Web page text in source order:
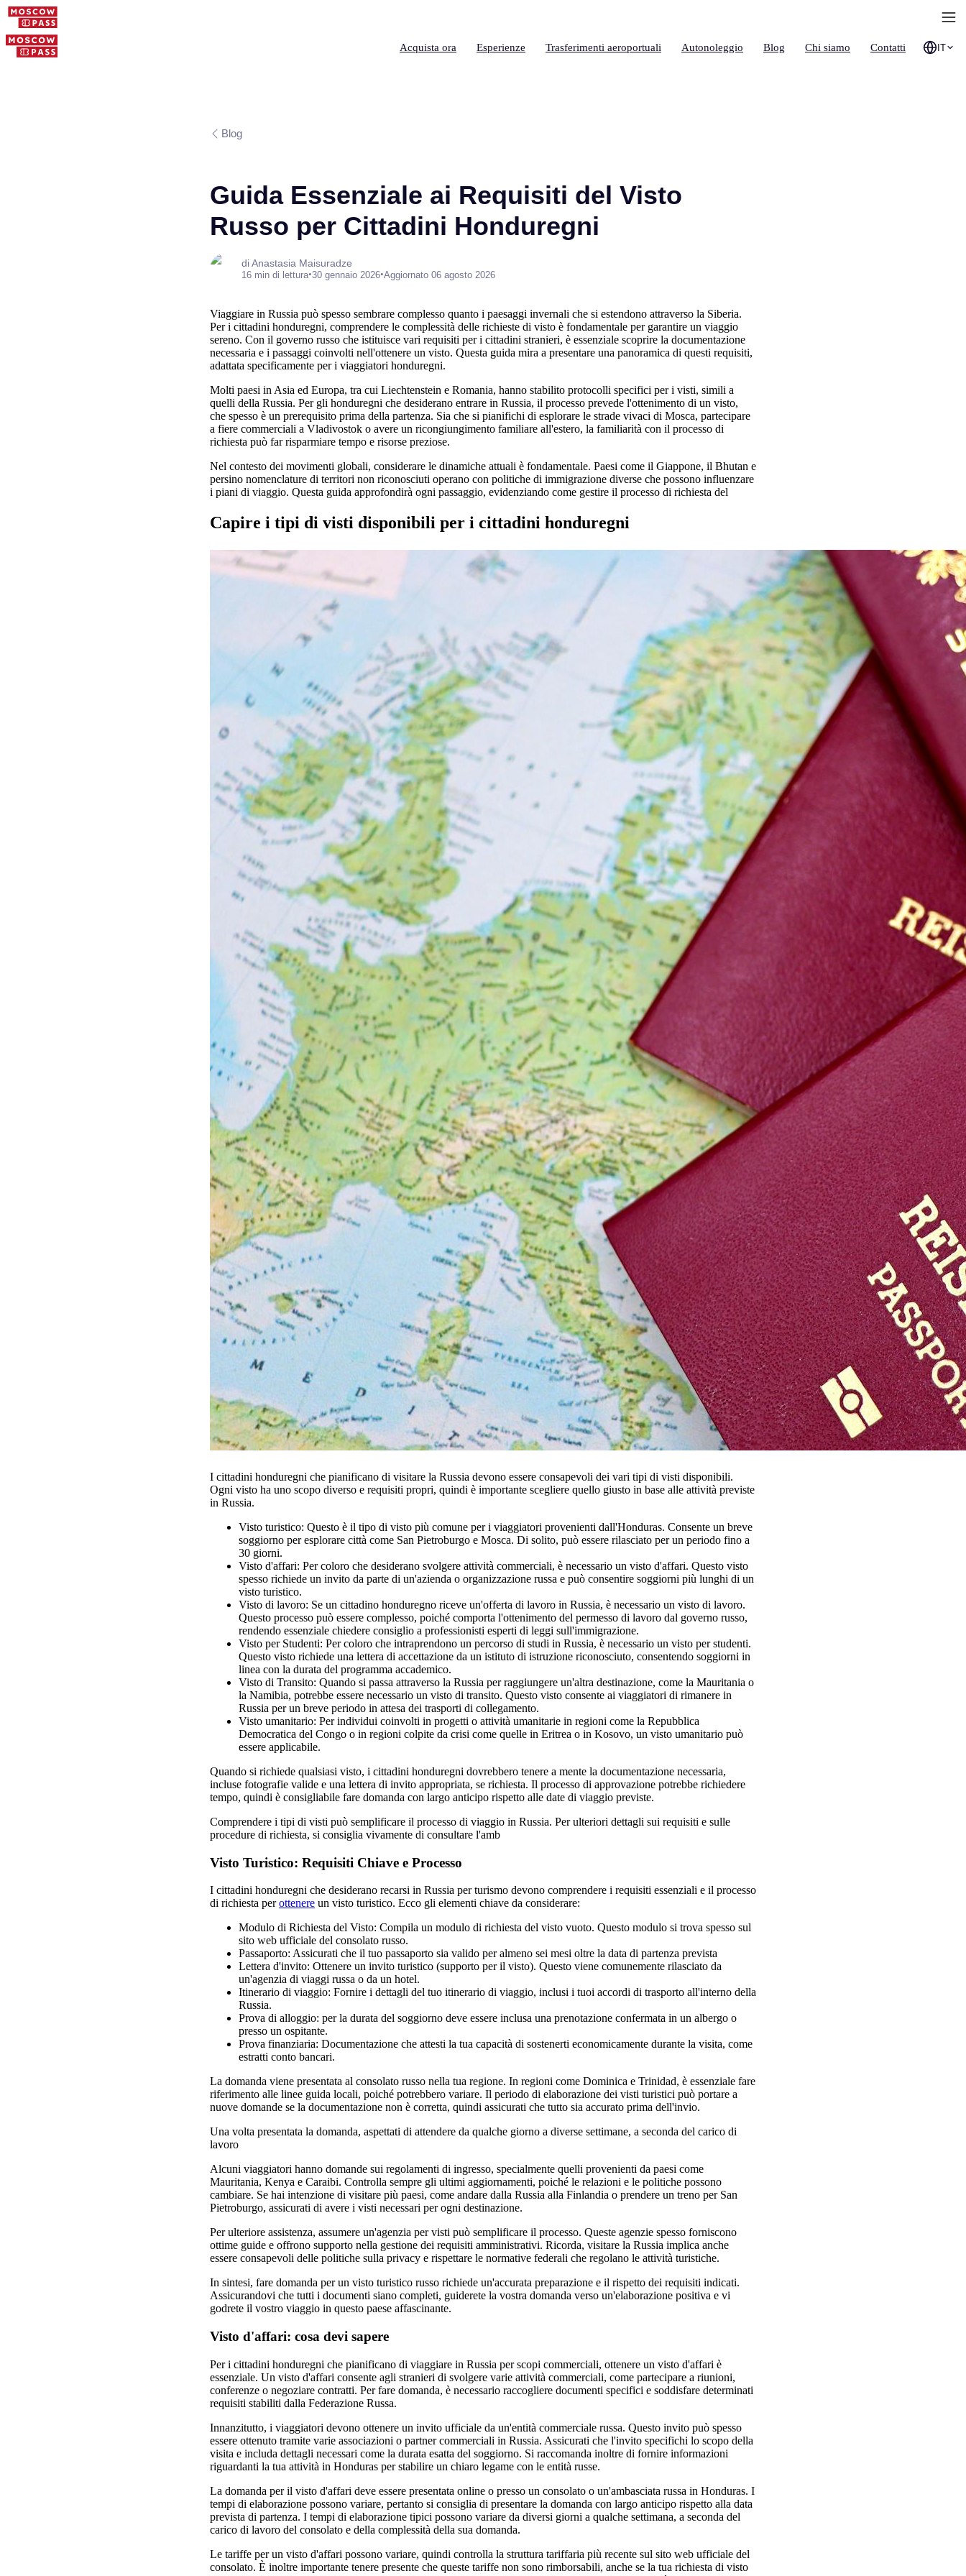
Acquista ora Esperienze Trasferimenti aeroportuali Autonoleggio Blog Chi siamo Contatti IT
Blog
Guida Essenziale ai Requisiti del Visto
Russo per Cittadini Honduregni
di Anastasia Maisuradze
16 min di lettura•30 gennaio 2026•Aggiornato 06 agosto 2026
Viaggiare in Russia può spesso sembrare complesso quanto i paesaggi invernali che si estendono attraverso la Siberia.
Per i cittadini honduregni, comprendere le complessità delle richieste di visto è fondamentale per garantire un viaggio
sereno. Con il governo russo che istituisce vari requisiti per i cittadini stranieri, è essenziale scoprire la documentazione
necessaria e i passaggi coinvolti nell'ottenere un visto. Questa guida mira a presentare una panoramica di questi requisiti,
adattata specificamente per i viaggiatori honduregni.
Molti paesi in Asia ed Europa, tra cui Liechtenstein e Romania, hanno stabilito protocolli specifici per i visti, simili a
quelli della Russia. Per gli honduregni che desiderano entrare in Russia, il processo prevede l'ottenimento di un visto,
che spesso è un prerequisito prima della partenza. Sia che si pianifichi di esplorare le strade vivaci di Mosca, partecipare
a fiere commerciali a Vladivostok o avere un ricongiungimento familiare all'estero, la familiarità con il processo di
richiesta può far risparmiare tempo e risorse preziose.
Nel contesto dei movimenti globali, considerare le dinamiche attuali è fondamentale. Paesi come il Giappone, il Bhutan e
persino nomenclature di territori non riconosciuti operano con politiche di immigrazione diverse che possono influenzare
i piani di viaggio. Questa guida approfondirà ogni passaggio, evidenziando come gestire il processo di richiesta del
Capire i tipi di visti disponibili per i cittadini honduregni
I cittadini honduregni che pianificano di visitare la Russia devono essere consapevoli dei vari tipi di visti disponibili.
Ogni visto ha uno scopo diverso e requisiti propri, quindi è importante scegliere quello giusto in base alle attività previste
in Russia.
Visto turistico: Questo è il tipo di visto più comune per i viaggiatori provenienti dall'Honduras. Consente un breve
soggiorno per esplorare città come San Pietroburgo e Mosca. Di solito, può essere rilasciato per un periodo fino a
30 giorni.
Visto d'affari: Per coloro che desiderano svolgere attività commerciali, è necessario un visto d'affari. Questo visto
spesso richiede un invito da parte di un'azienda o organizzazione russa e può consentire soggiorni più lunghi di un
visto turistico.
Visto di lavoro: Se un cittadino honduregno riceve un'offerta di lavoro in Russia, è necessario un visto di lavoro.
Questo processo può essere complesso, poiché comporta l'ottenimento del permesso di lavoro dal governo russo,
rendendo essenziale chiedere consiglio a professionisti esperti di leggi sull'immigrazione.
Visto per Studenti: Per coloro che intraprendono un percorso di studi in Russia, è necessario un visto per studenti.
Questo visto richiede una lettera di accettazione da un istituto di istruzione riconosciuto, consentendo soggiorni in
linea con la durata del programma accademico.
Visto di Transito: Quando si passa attraverso la Russia per raggiungere un'altra destinazione, come la Mauritania o
la Namibia, potrebbe essere necessario un visto di transito. Questo visto consente ai viaggiatori di rimanere in
Russia per un breve periodo in attesa dei trasporti di collegamento.
Visto umanitario: Per individui coinvolti in progetti o attività umanitarie in regioni come la Repubblica
Democratica del Congo o in regioni colpite da crisi come quelle in Eritrea o in Kosovo, un visto umanitario può
essere applicabile.
Quando si richiede qualsiasi visto, i cittadini honduregni dovrebbero tenere a mente la documentazione necessaria,
incluse fotografie valide e una lettera di invito appropriata, se richiesta. Il processo di approvazione potrebbe richiedere
tempo, quindi è consigliabile fare domanda con largo anticipo rispetto alle date di viaggio previste.
Comprendere i tipi di visti può semplificare il processo di viaggio in Russia. Per ulteriori dettagli sui requisiti e sulle
procedure di richiesta, si consiglia vivamente di consultare l'amb
Visto Turistico: Requisiti Chiave e Processo
I cittadini honduregni che desiderano recarsi in Russia per turismo devono comprendere i requisiti essenziali e il processo
di richiesta perottenere un visto turistico. Ecco gli elementi chiave da considerare:
Modulo di Richiesta del Visto: Compila un modulo di richiesta del visto vuoto. Questo modulo si trova spesso sul
sito web ufficiale del consolato russo.
Passaporto: Assicurati che il tuo passaporto sia valido per almeno sei mesi oltre la data di partenza prevista
Lettera d'invito: Ottenere un invito turistico (supporto per il visto). Questo viene comunemente rilasciato da
un'agenzia di viaggi russa o da un hotel.
Itinerario di viaggio: Fornire i dettagli del tuo itinerario di viaggio, inclusi i tuoi accordi di trasporto all'interno della
Russia.
Prova di alloggio: per la durata del soggiorno deve essere inclusa una prenotazione confermata in un albergo o
presso un ospitante.
Prova finanziaria: Documentazione che attesti la tua capacità di sostenerti economicamente durante la visita, come
estratti conto bancari.
La domanda viene presentata al consolato russo nella tua regione. In regioni come Dominica e Trinidad, è essenziale fare
riferimento alle linee guida locali, poiché potrebbero variare. Il periodo di elaborazione dei visti turistici può portare a
nuove domande se la documentazione non è corretta, quindi assicurati che tutto sia accurato prima dell'invio.
Una volta presentata la domanda, aspettati di attendere da qualche giorno a diverse settimane, a seconda del carico di
lavoro
Alcuni viaggiatori hanno domande sui regolamenti di ingresso, specialmente quelli provenienti da paesi come
Mauritania, Kenya e Caraibi. Controlla sempre gli ultimi aggiornamenti, poiché le relazioni e le politiche possono
cambiare. Se hai intenzione di visitare più paesi, come andare dalla Russia alla Finlandia o prendere un treno per San
Pietroburgo, assicurati di avere i visti necessari per ogni destinazione.
Per ulteriore assistenza, assumere un'agenzia per visti può semplificare il processo. Queste agenzie spesso forniscono
ottime guide e offrono supporto nella gestione dei requisiti amministrativi. Ricorda, visitare la Russia implica anche
essere consapevoli delle politiche sulla privacy e rispettare le normative federali che regolano le attività turistiche.
In sintesi, fare domanda per un visto turistico russo richiede un'accurata preparazione e il rispetto dei requisiti indicati.
Assicurandovi che tutti i documenti siano completi, guiderete la vostra domanda verso un'elaborazione positiva e vi
godrete il vostro viaggio in questo paese affascinante.
Visto d'affari: cosa devi sapere
Per i cittadini honduregni che pianificano di viaggiare in Russia per scopi commerciali, ottenere un visto d'affari è
essenziale. Un visto d'affari consente agli stranieri di svolgere varie attività commerciali, come partecipare a riunioni,
conferenze o negoziare contratti. Per fare domanda, è necessario raccogliere documenti specifici e soddisfare determinati
requisiti stabiliti dalla Federazione Russa.
Innanzitutto, i viaggiatori devono ottenere un invito ufficiale da un'entità commerciale russa. Questo invito può spesso
essere ottenuto tramite varie associazioni o partner commerciali in Russia. Assicurati che l'invito specifichi lo scopo della
visita e includa dettagli necessari come la durata esatta del soggiorno. Si raccomanda inoltre di fornire informazioni
riguardanti la tua attività in Honduras per stabilire un chiaro legame con le entità russe.
La domanda per il visto d'affari deve essere presentata online o presso un consolato o un'ambasciata russa in Honduras. I
tempi di elaborazione possono variare, pertanto si consiglia di presentare la domanda con largo anticipo rispetto alla data
prevista di partenza. I tempi di elaborazione tipici possono variare da diversi giorni a qualche settimana, a seconda del
carico di lavoro del consolato e della complessità della sua domanda.
Le tariffe per un visto d'affari possono variare, quindi controlla la struttura tariffaria più recente sul sito web ufficiale del
consolato. È inoltre importante tenere presente che queste tariffe non sono rimborsabili, anche se la tua richiesta di visto